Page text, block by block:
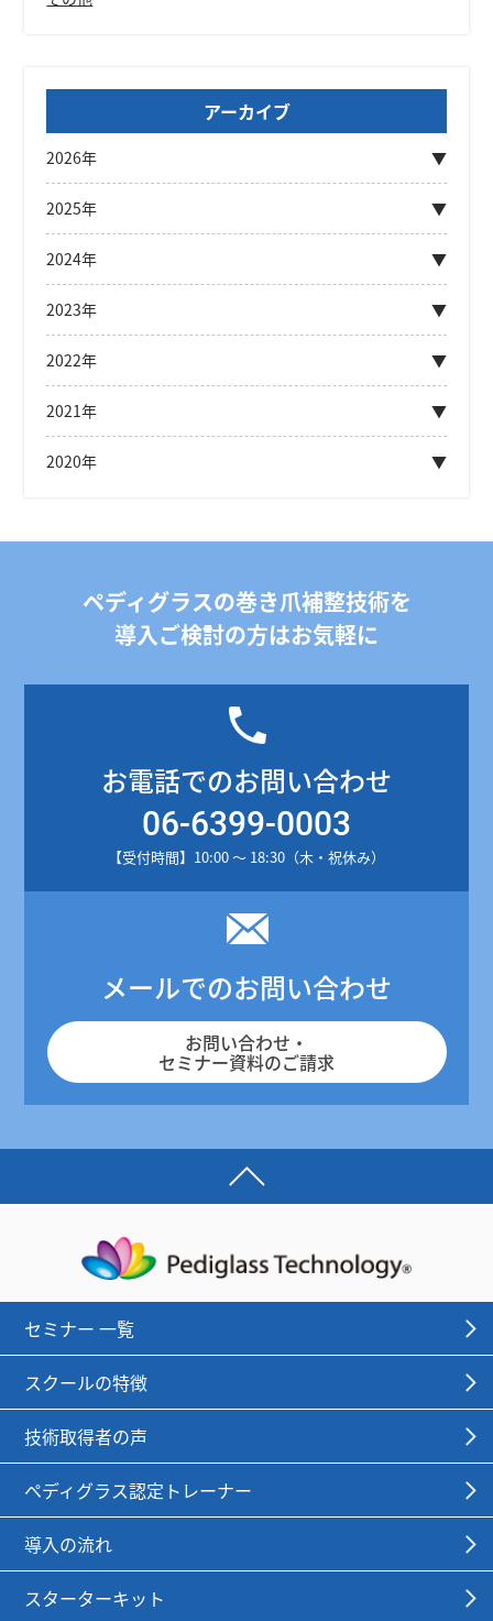
アーカイブ
2026年
2025年
2024年
2023年
2022年
2021年
2020年
ペディグラスの巻き爪補整技術を
導入ご検討の方はお気軽に
お電話でのお問い合わせ
06-6399-0003
【受付時間】10:00 ～ 18:30（木・祝休み）
メールでのお問い合わせ
お問い合わせ・
セミナー資料のご請求
セミナー 一覧
スクールの特徴
技術取得者の声
ペディグラス認定トレーナー
導入の流れ
スターターキット